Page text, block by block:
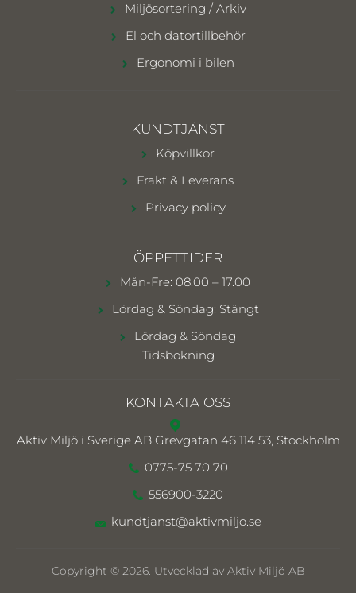
Miljösortering / Arkiv
El och datortillbehör
Ergonomi i bilen
KUNDTJÄNST
Köpvillkor
Frakt & Leverans
Privacy policy
ÖPPETTIDER
Mån-Fre: 08.00 – 17.00
Lördag & Söndag: Stängt
Lördag & Söndag
Tidsbokning
KONTAKTA OSS
Aktiv Miljö i Sverige AB Grevgatan 46 114 53, Stockholm
0775-75 70 70
556900-3220
kundtjanst@aktivmiljo.se
Copyright © 2026. Utvecklad av Aktiv Miljö AB